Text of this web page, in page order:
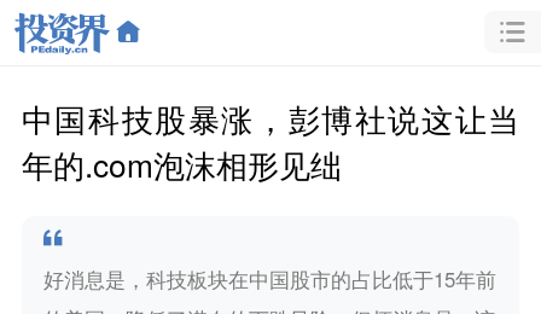
中国科技股暴涨，彭博社说这让当
年的.com泡沫相形见绌
好消息是，科技板块在中国股市的占比低于15年前